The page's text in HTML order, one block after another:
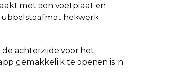
met een voetplaat en
hekwerk
achterzijde voor het
gemakkelijk te openen is in